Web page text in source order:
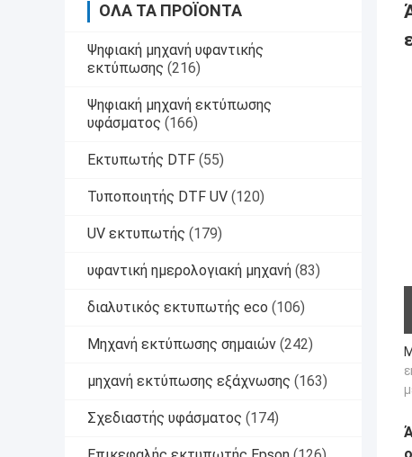
ΌΛΑ ΤΑ ΠΡΟΪΌΝΤΑ
Ψηφιακή μηχανή υφαντικής
εκτύπωσης (216)
Ψηφιακή μηχανή εκτύπωσης
υφάσματος (166)
Εκτυπωτής DTF (55)
Τυποποιητής DTF UV (120)
UV εκτυπωτής (179)
υφαντική ημερολογιακή μηχανή (83)
διαλυτικός εκτυπωτής eco (106)
Μηχανή εκτύπωσης σημαιών (242)
μηχανή εκτύπωσης εξάχνωσης (163)
Σχεδιαστής υφάσματος (174)